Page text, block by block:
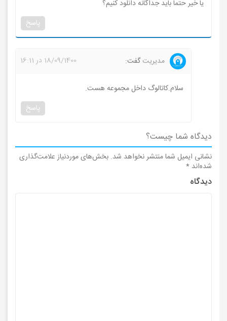
یا خیر حتما باید جداگانه دانلود کنیم؟
پاسخ
مدیریت گفت: 18/09/1400 در 16:11
سلام.کاتالوگ داخل مجموعه هست.
پاسخ
دیدگاه شما چیست؟
نشانی ایمیل شما منتشر نخواهد شد. بخش‌های موردنیاز علامت‌گذاری
شده‌اند *
دیدگاه